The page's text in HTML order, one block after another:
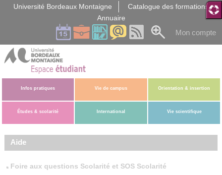
Université Bordeaux Montaigne
Catalogue des formations
Annuaire
Mon compte
Infos pratiques Vie de campus Orientation & insertion
Études & scolarité International Vie scientifique
Aide
Foire aux questions Scolarité et SOS Scolarité
Gestion des cookies